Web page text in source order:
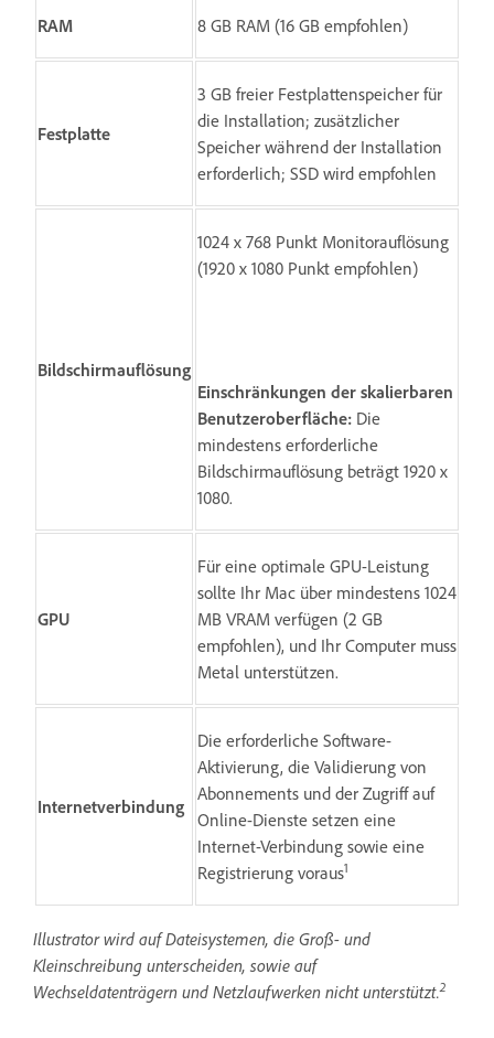
RAM 8 GB RAM (16 GB empfohlen)
Festplatte
3 GB freier Festplattenspeicher für
die Installation; zusätzlicher
Speicher während der Installation
erforderlich; SSD wird empfohlen
Bildschirmauflösung
1024 x 768 Punkt Monitorauflösung
(1920 x 1080 Punkt empfohlen)
Einschränkungen der skalierbaren
Benutzeroberfläche: Die
mindestens erforderliche
Bildschirmauflösung beträgt 1920 x
1080.
GPU
Für eine optimale GPU-Leistung
sollte Ihr Mac über mindestens 1024
MB VRAM verfügen (2 GB
empfohlen), und Ihr Computer muss
Metal unterstützen.
Internetverbindung
Die erforderliche Software-
Aktivierung, die Validierung von
Abonnements und der Zugriff auf
Online-Dienste setzen eine
Internet-Verbindung sowie eine
Registrierung voraus1
Illustrator wird auf Dateisystemen, die Groß- und
Kleinschreibung unterscheiden, sowie auf
Wechseldatenträgern und Netzlaufwerken nicht unterstützt.2